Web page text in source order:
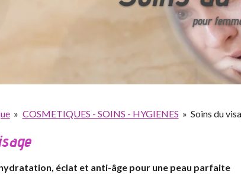
pour
» COSMETIQUES - SOINS - HYGIENES » Soins du
éclat et anti-âge pour une peau parfaite